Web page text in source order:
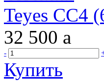
Teyes CC4
32 500 a
-
Купить